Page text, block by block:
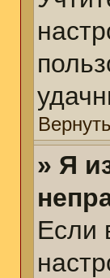
» Я
Если